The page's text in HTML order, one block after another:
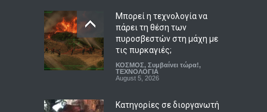
προβλήματα του ΕΣΥ
ΠΟΛΙΤΙΚΗ,Συμβαίνει τώρα!
August 6, 2026
Μυστράς: Παθολογική
αγάπη για τους γονείς του
του 55χρονου που έκρυβε
Μπορεί η τεχνολογία να
πάρει τη θέση των
πυροσβεστών στη μάχη με
τις πυρκαγιές;
ΚΟΣΜΟΣ, Συμβαίνει τώρα!,
ΤΕΧΝΟΛΟΓΙΑ
August 5, 2026
Κατηγορίες σε διοργανωτή